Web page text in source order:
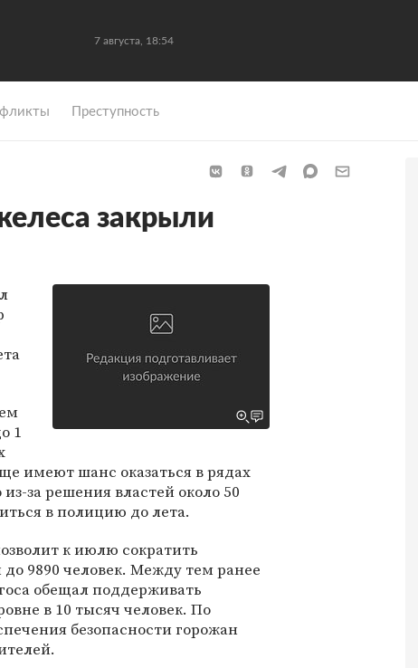
7 августа, 18:54
Преступность
закрыли
1
имеют шанс оказаться в рядах
за решения властей около 50
в полицию до лета.
к июлю сократить
9890 человек. Между тем ранее
обещал поддерживать
в 10 тысяч человек. По
безопасности горожан